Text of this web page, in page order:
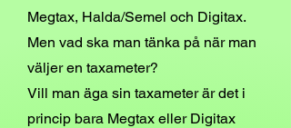
Megtax, Halda/Semel och Digitax.
Men vad ska man tänka på när man
väljer en taxameter?
Vill man äga sin taxameter är det i
princip bara Megtax eller Digitax